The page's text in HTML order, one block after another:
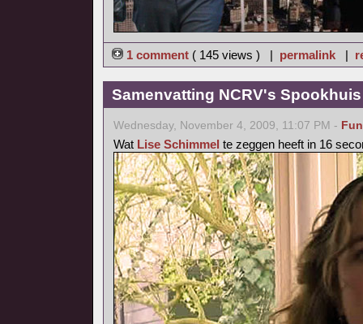
1 comment ( 145 views ) | permalink |
Samenvatting NCRV's
Wednesday, November 4, 2009, 11:07 PM - Fun
Wat Lise Schimmel te zeggen heeft in 16